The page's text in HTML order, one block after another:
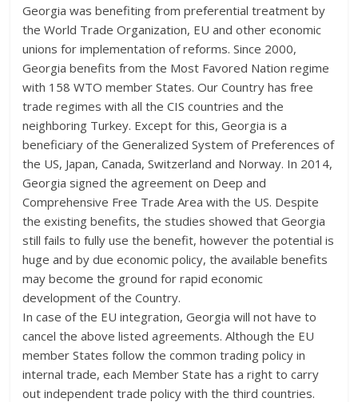
Georgia was benefiting from preferential treatment by
the World Trade Organization, EU and other economic
unions for implementation of reforms. Since 2000,
Georgia benefits from the Most Favored Nation regime
with 158 WTO member States. Our Country has free
trade regimes with all the CIS countries and the
neighboring Turkey. Except for this, Georgia is a
beneficiary of the Generalized System of Preferences of
the US, Japan, Canada, Switzerland and Norway. In 2014,
Georgia signed the agreement on Deep and
Comprehensive Free Trade Area with the US. Despite
the existing benefits, the studies showed that Georgia
still fails to fully use the benefit, however the potential is
huge and by due economic policy, the available benefits
may become the ground for rapid economic
development of the Country.
In case of the EU integration, Georgia will not have to
cancel the above listed agreements. Although the EU
member States follow the common trading policy in
internal trade, each Member State has a right to carry
out independent trade policy with the third countries.